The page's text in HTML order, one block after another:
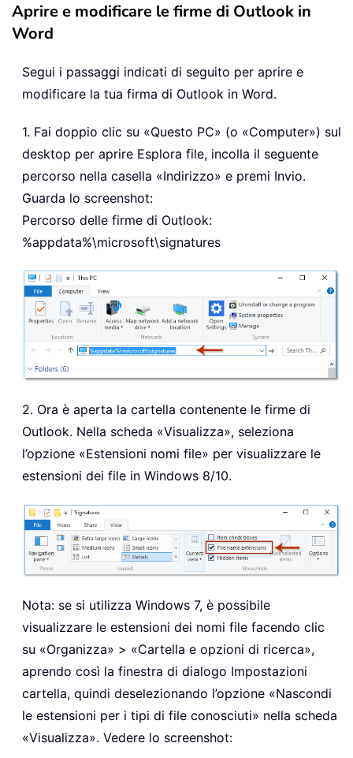
Aprire e modificare le firme di Outlook in
Word
Segui i passaggi indicati di seguito per aprire e
modificare la tua firma di Outlook in Word.
1. Fai doppio clic su «Questo PC» (o «Computer») sul
desktop per aprire Esplora file, incolla il seguente
percorso nella casella «Indirizzo» e premi Invio.
Guarda lo screenshot:
Percorso delle firme di Outlook:
%appdata%\microsoft\signatures
2. Ora è aperta la cartella contenente le firme di
Outlook. Nella scheda «Visualizza», seleziona
l’opzione «Estensioni nomi file» per visualizzare le
estensioni dei file in Windows 8/10.
Nota: se si utilizza Windows 7, è possibile
visualizzare le estensioni dei nomi file facendo clic
su «Organizza» > «Cartella e opzioni di ricerca»,
aprendo così la finestra di dialogo Impostazioni
cartella, quindi deselezionando l’opzione «Nascondi
le estensioni per i tipi di file conosciuti» nella scheda
«Visualizza». Vedere lo screenshot: